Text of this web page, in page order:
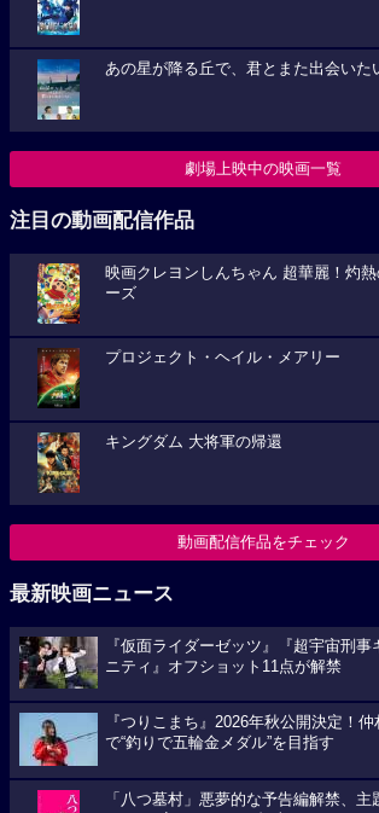
あの星が降る丘で、君とまた出会いた
劇場上映中の映画一覧
注目の動画配信作品
映画クレヨンしんちゃん 超華麗！灼
ーズ
プロジェクト・ヘイル・メアリー
キングダム 大将軍の帰還
動画配信作品をチェック
最新映画ニュース
『仮面ライダーゼッツ』『超宇宙刑事
ニティ』オフショット11点が解禁
『つりこまち』2026年秋公開決定！
で“釣りで五輪金メダル”を目指す
「八つ墓村」悪夢的な予告編解禁、